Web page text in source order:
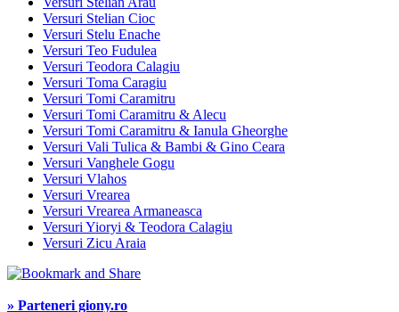
Versuri Stelian Cioc
Versuri Stelu Enache
Versuri Teo Fudulea
Versuri Teodora Calagiu
Versuri Toma Caragiu
Versuri Tomi Caramitru
Versuri Tomi Caramitru & Alecu
Versuri Tomi Caramitru & Ianula Gheorghe
Versuri Vali Tulica & Bambi & Gino Ceara
Versuri Vanghele Gogu
Versuri Vlahos
Versuri Vrearea
Versuri Vrearea Armaneasca
Versuri Yioryi & Teodora Calagiu
Versuri Zicu Araia
» Parteneri giony.ro